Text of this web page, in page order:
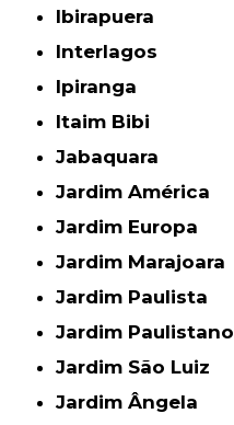
Ibirapuera
Interlagos
Ipiranga
Itaim Bibi
Jabaquara
Jardim América
Jardim Europa
Jardim Marajoara
Jardim Paulista
Jardim Paulistano
Jardim São Luiz
Jardim Ângela